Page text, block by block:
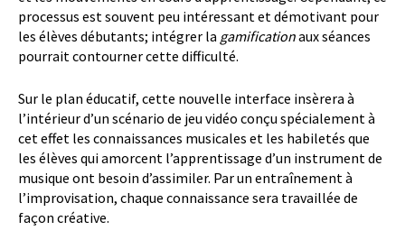
processus est souvent peu intéressant et démotivant pour
les élèves débutants; intégrer la gamificationaux séances
pourrait contourner cette difficulté.
Sur le plan éducatif, cette nouvelle interface insèrera à
l’intérieur d’un scénario de jeu vidéo conçu spécialement à
cet effet les connaissances musicales et les habiletés que
les élèves qui amorcent l’apprentissage d’un instrument de
musique ont besoin d’assimiler. Par un entraînement à
l’improvisation, chaque connaissance sera travaillée de
façon créative.